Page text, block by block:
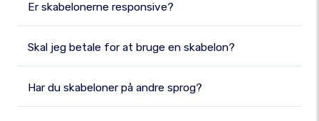
Er skabelonerne responsive?
Skal jeg betale for at bruge en skabelon?
Har du skabeloner på andre sprog?